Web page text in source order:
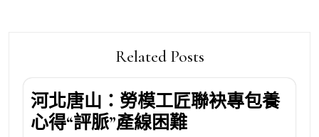
Related Posts
河北唐山：勞模工匠聯袂專包養
心得“評脈”產線困難